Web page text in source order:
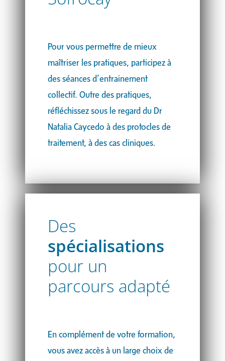
Pour vous permettre de mieux
maîtriser les pratiques, participez à
des séances d’entrainement
collectif. Outre des pratiques,
réfléchissez sous le regard du Dr
Natalia Caycedo à des protocles de
traitement, à des cas cliniques.
Des
spécialisations
pour un
parcours adapté
En complément de votre formation,
vous avez accès à un large choix de